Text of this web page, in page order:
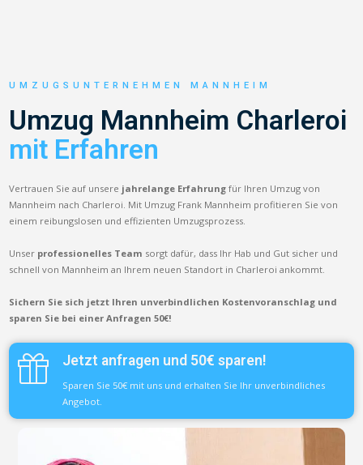
UMZUGSUNTERNEHMEN MANNHEIM
Umzug Mannheim Charleroi
mit Erfahren
Vertrauen Sie auf unsere jahrelange Erfahrung für Ihren Umzug von
Mannheim nach Charleroi. Mit Umzug Frank Mannheim profitieren Sie von
einem reibungslosen und effizienten Umzugsprozess.
Unser professionelles Team sorgt dafür, dass Ihr Hab und Gut sicher und
schnell von Mannheim an Ihrem neuen Standort in Charleroi ankommt.
Sichern Sie sich jetzt Ihren unverbindlichen Kostenvoranschlag und
sparen Sie bei einer Anfragen 50€!
Jetzt anfragen und 50€ sparen!
Sparen Sie 50€ mit uns und erhalten Sie Ihr unverbindliches
Angebot.